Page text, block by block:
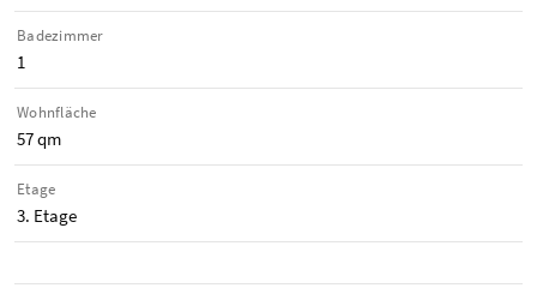
Badezimmer
1
Wohnfläche
57 qm
Etage
3. Etage